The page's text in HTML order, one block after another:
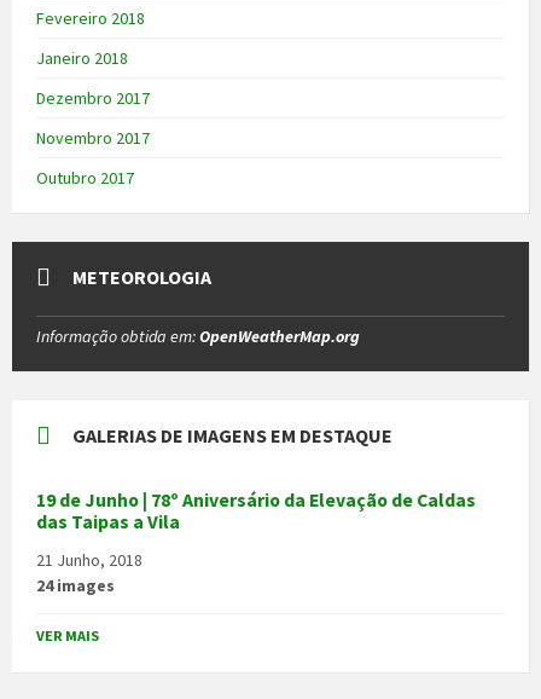
Fevereiro 2018
Janeiro 2018
Dezembro 2017
Novembro 2017
Outubro 2017
METEOROLOGIA
Informação obtida em:OpenWeatherMap.org
GALERIAS DE IMAGENS EM DESTAQUE
19 de Junho | 78º Aniversário da Elevação de Caldas
das Taipas a Vila
21 Junho, 2018
24 images
VER MAIS